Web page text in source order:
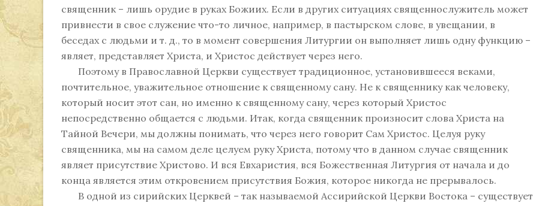
священник – лишь орудие в руках Божиих. Если в других ситуациях священнослужитель может
привнести в свое служение что-то личное, например, в пастырском слове, в увещании, в
беседах с людьми и т. д., то в момент совершения Литургии он выполняет лишь одну функцию –
являет, представляет Христа, и Христос действует через него.
Поэтому в Православной Церкви существует традиционное, установившееся веками,
почтительное, уважительное отношение к священному сану. Не к священнику как человеку,
который носит этот сан, но именно к священному сану, через который Христос
непосредственно общается с людьми. Итак, когда священник произносит слова Христа на
Тайной Вечери, мы должны понимать, что через него говорит Сам Христос. Целуя руку
священника, мы на самом деле целуем руку Христа, потому что в данном случае священник
являет присутствие Христово. И вся Евхаристия, вся Божественная Литургия от начала и до
конца является этим откровением присутствия Божия, которое никогда не прерывалось.
В одной из сирийских Церквей – так называемой Ассирийской Церкви Востока – существует